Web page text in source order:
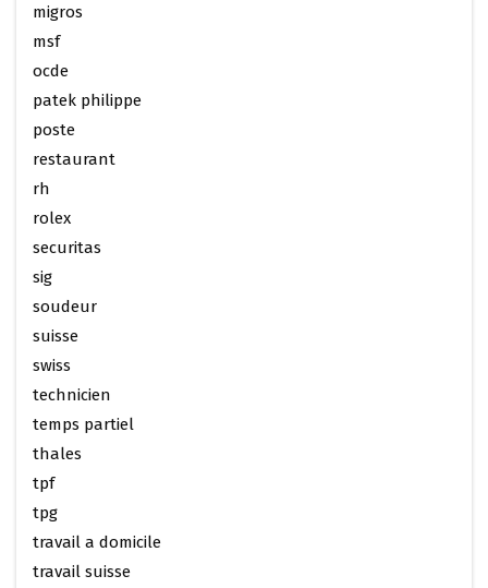
migros
msf
ocde
patek philippe
poste
restaurant
rh
rolex
securitas
sig
soudeur
suisse
swiss
technicien
temps partiel
thales
tpf
tpg
travail a domicile
travail suisse